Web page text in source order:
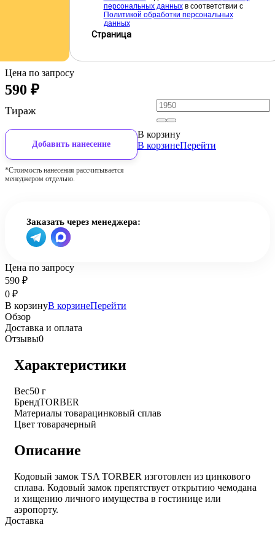
персональных данныхв соответствии с
Политикой обработки персональных
данных
Страница
Цена по запросу
590 ₽
Тираж
Добавить нанесение
*Стоимость нанесения рассчитывается
менеджером отдельно.
В корзину
В корзинеПерейти
Заказать через менеджера:
Цена по запросу
590 ₽
0 ₽
В корзинуВ корзинеПерейти
Обзор
Доставка и оплата
Отзывы0
Характеристики
Вес50 г
БрендTORBER
Материалы товарацинковый сплав
Цвет товарачерный
Описание
Кодовый замок TSA TORBER изготовлен из цинкового
сплава. Кодовый замок препятствует открытию чемодана
и хищению личного имущества в гостинице или
аэропорту.
Доставка